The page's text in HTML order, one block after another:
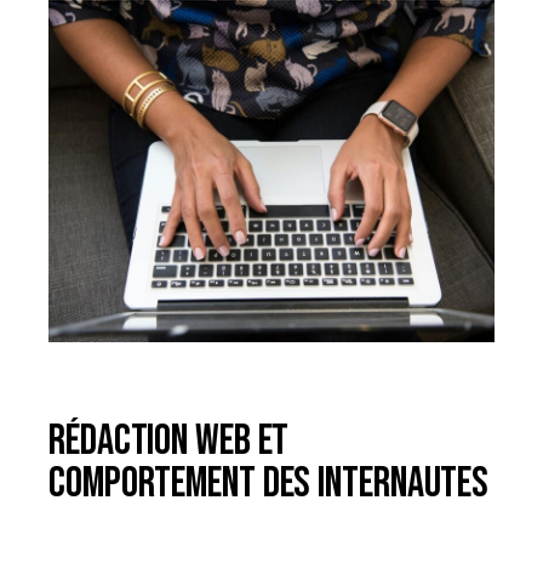
Rédaction web et
comportement des internautes